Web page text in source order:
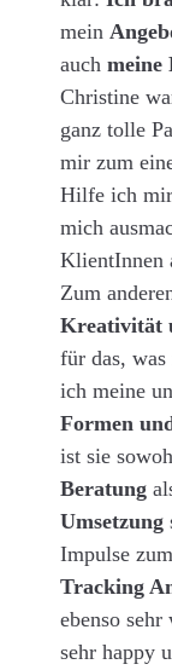
mein
auch meine
Christine
ganz tolle
mir zum
Hilfe ich
mich
KlientInnen
Zum
Kreativität
für das, was
ich meine
Formen
ist sie
Beratung
Umsetzung
Impulse
Tracking
ebenso
sehr happy